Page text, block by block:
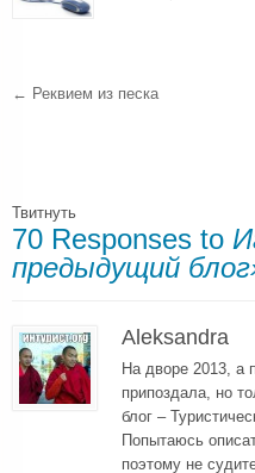
← Реквием из песка
Твитнуть
70 Responses to
предыдущий
Aleksandra
На дворе 2013, а
припоздала, но
блог –
Попытаюсь
поэтому не